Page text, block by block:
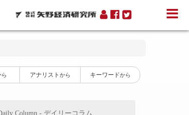
ら アナリスト から キーワードから
Column - デイリーコラム